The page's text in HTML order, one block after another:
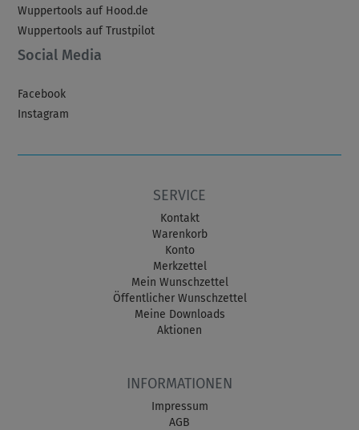
Wuppertools auf Hood.de
Wuppertools auf Trustpilot
Social Media
Facebook
Instagram
SERVICE
Kontakt
Warenkorb
Konto
Merkzettel
Mein Wunschzettel
Öffentlicher Wunschzettel
Meine Downloads
Aktionen
INFORMATIONEN
Impressum
AGB